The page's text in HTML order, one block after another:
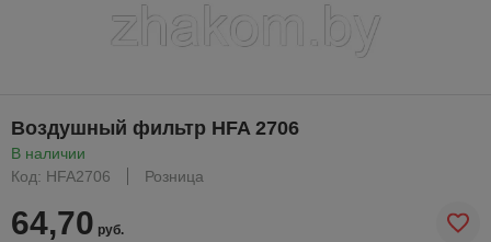
Воздушный фильтр HFA 2706
В наличии
Код: HFA2706
Розница
64,70 руб.